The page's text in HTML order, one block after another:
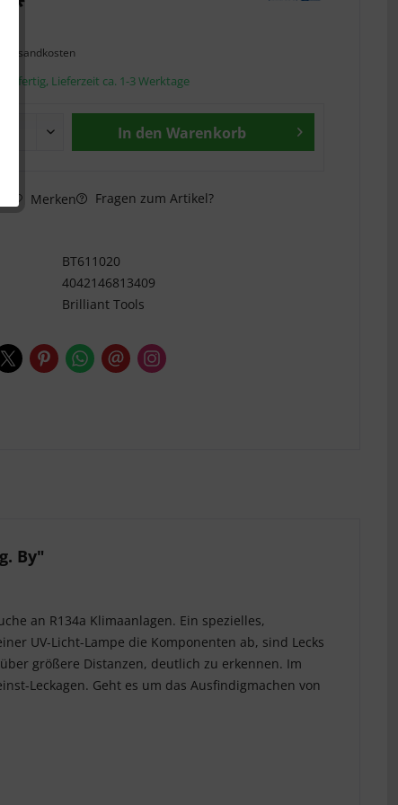
Versandkosten
Lieferzeit ca. 1-3 Werktage
In den Warenkorb
Merken
Fragen zum Artikel?
BT611020
4042146813409
Brilliant Tools
By"
an R134a Klimaanlagen. Ein spezielles,
UV-Licht-Lampe die Komponenten ab, sind Lecks
größere Distanzen, deutlich zu erkennen. Im
Leckagen. Geht es um das Ausfindigmachen von